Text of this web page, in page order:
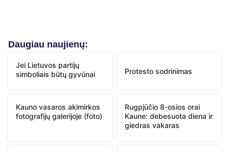
Daugiau naujienų:
Jei Lietuvos partijų
simboliais būtų gyvūnai
Protesto sodrinimas
Kauno vasaros akimirkos
fotografijų galerijoje (foto)
Rugpjūčio 8-osios orai
Kaune: debesuota diena ir
giedras vakaras